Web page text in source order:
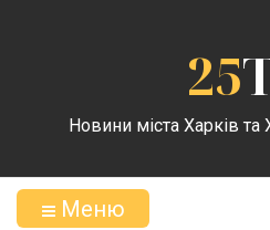
25
Новини міста Харків та
Меню